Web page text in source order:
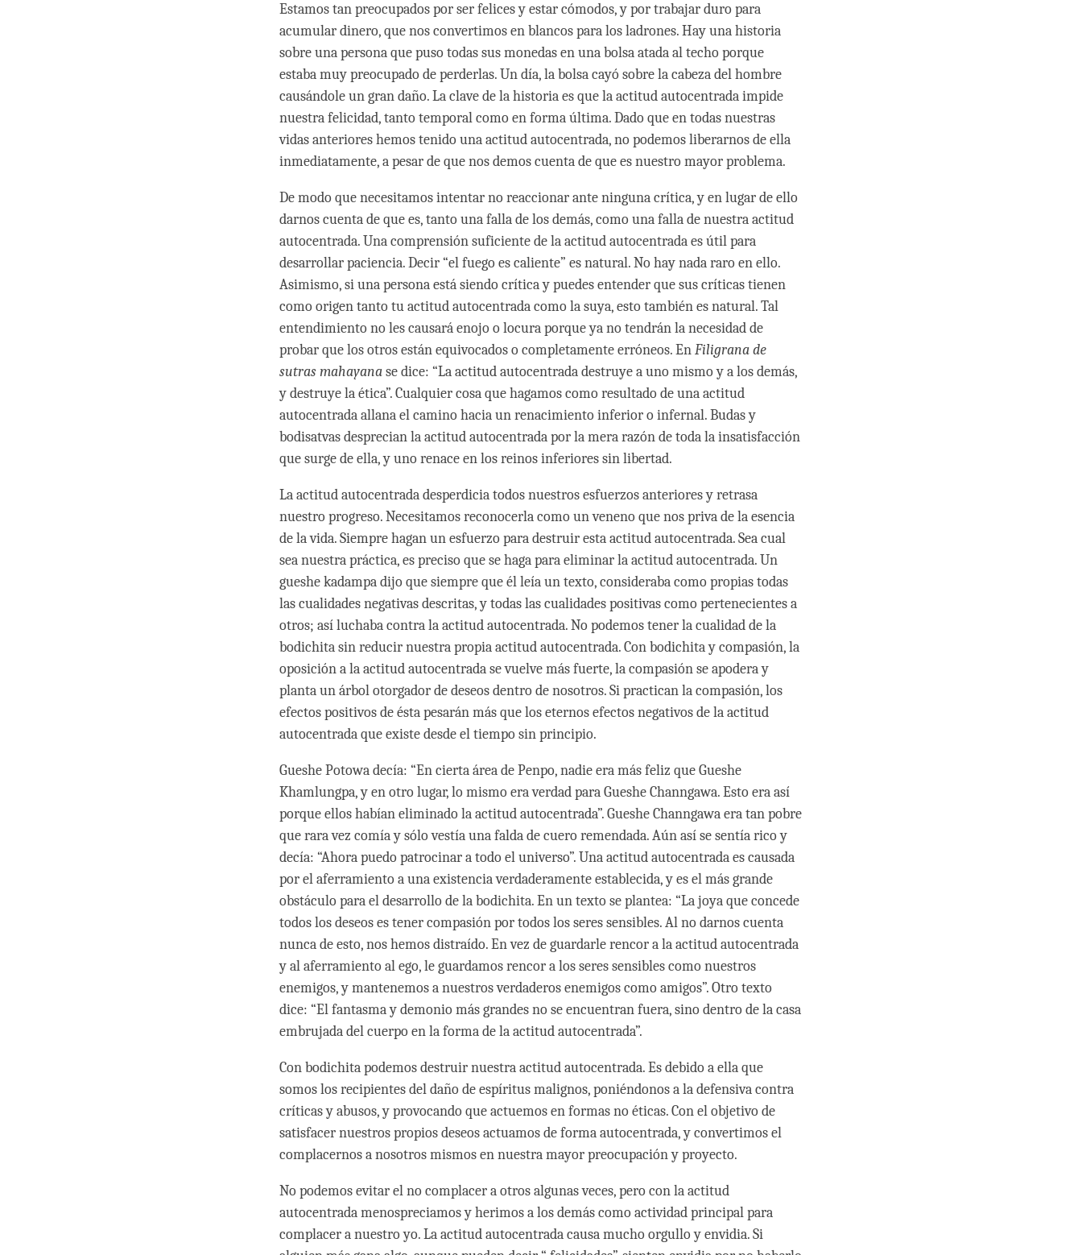
Estamos tan preocupados por ser felices y estar cómodos, y por trabajar duro para
acumular dinero, que nos convertimos en blancos para los ladrones. Hay una historia
sobre una persona que puso todas sus monedas en una bolsa atada al techo porque
estaba muy preocupado de perderlas. Un día, la bolsa cayó sobre la cabeza del hombre
causándole un gran daño. La clave de la historia es que la actitud autocentrada impide
nuestra felicidad, tanto temporal como en forma última. Dado que en todas nuestras
vidas anteriores hemos tenido una actitud autocentrada, no podemos liberarnos de ella
inmediatamente, a pesar de que nos demos cuenta de que es nuestro mayor problema.
De modo que necesitamos intentar no reaccionar ante ninguna crítica, y en lugar de ello
darnos cuenta de que es, tanto una falla de los demás, como una falla de nuestra actitud
autocentrada. Una comprensión suficiente de la actitud autocentrada es útil para
desarrollar paciencia. Decir “el fuego es caliente” es natural. No hay nada raro en ello.
Asimismo, si una persona está siendo crítica y puedes entender que sus críticas tienen
como origen tanto tu actitud autocentrada como la suya, esto también es natural. Tal
entendimiento no les causará enojo o locura porque ya no tendrán la necesidad de
probar que los otros están equivocados o completamente erróneos. EnFiligrana de
sutras mahayanase dice: “La actitud autocentrada destruye a uno mismo y a los demás,
y destruye la ética”. Cualquier cosa que hagamos como resultado de una actitud
autocentrada allana el camino hacia un renacimiento inferior o infernal. Budas y
bodisatvas desprecian la actitud autocentrada por la mera razón de toda la insatisfacción
que surge de ella, y uno renace en los reinos inferiores sin libertad.
La actitud autocentrada desperdicia todos nuestros esfuerzos anteriores y retrasa
nuestro progreso. Necesitamos reconocerla como un veneno que nos priva de la esencia
de la vida. Siempre hagan un esfuerzo para destruir esta actitud autocentrada. Sea cual
sea nuestra práctica, es preciso que se haga para eliminar la actitud autocentrada. Un
gueshe kadampa dijo que siempre que él leía un texto, consideraba como propias todas
las cualidades negativas descritas, y todas las cualidades positivas como pertenecientes a
otros; así luchaba contra la actitud autocentrada. No podemos tener la cualidad de la
bodichita sin reducir nuestra propia actitud autocentrada. Con bodichita y compasión, la
oposición a la actitud autocentrada se vuelve más fuerte, la compasión se apodera y
planta un árbol otorgador de deseos dentro de nosotros. Si practican la compasión, los
efectos positivos de ésta pesarán más que los eternos efectos negativos de la actitud
autocentrada que existe desde el tiempo sin principio.
Gueshe Potowa decía: “En cierta área de Penpo, nadie era más feliz que Gueshe
Khamlungpa, y en otro lugar, lo mismo era verdad para Gueshe Channgawa. Esto era así
porque ellos habían eliminado la actitud autocentrada”. Gueshe Channgawa era tan pobre
que rara vez comía y sólo vestía una falda de cuero remendada. Aún así se sentía rico y
decía: “Ahora puedo patrocinar a todo el universo”. Una actitud autocentrada es causada
por el aferramiento a una existencia verdaderamente establecida, y es el más grande
obstáculo para el desarrollo de la bodichita. En un texto se plantea: “La joya que concede
todos los deseos es tener compasión por todos los seres sensibles. Al no darnos cuenta
nunca de esto, nos hemos distraído. En vez de guardarle rencor a la actitud autocentrada
y al aferramiento al ego, le guardamos rencor a los seres sensibles como nuestros
enemigos, y mantenemos a nuestros verdaderos enemigos como amigos”. Otro texto
dice: “El fantasma y demonio más grandes no se encuentran fuera, sino dentro de la casa
embrujada del cuerpo en la forma de la actitud autocentrada”.
Con bodichita podemos destruir nuestra actitud autocentrada. Es debido a ella que
somos los recipientes del daño de espíritus malignos, poniéndonos a la defensiva contra
críticas y abusos, y provocando que actuemos en formas no éticas. Con el objetivo de
satisfacer nuestros propios deseos actuamos de forma autocentrada, y convertimos el
complacernos a nosotros mismos en nuestra mayor preocupación y proyecto.
No podemos evitar el no complacer a otros algunas veces, pero con la actitud
autocentrada menospreciamos y herimos a los demás como actividad principal para
complacer a nuestro yo. La actitud autocentrada causa mucho orgullo y envidia. Si